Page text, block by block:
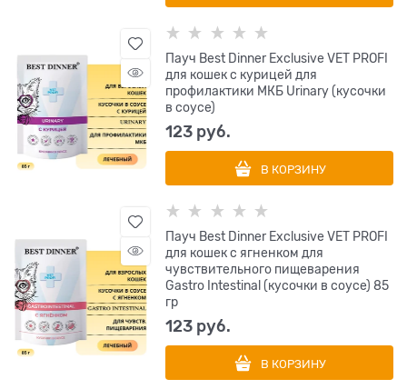
Пауч Best Dinner Exclusive VET PROFI
для кошек с курицей для
профилактики МКБ Urinary (кусочки
в соусе)
123 руб.
В КОРЗИНУ
Пауч Best Dinner Exclusive VET PROFI
для кошек с ягненком для
чувствительного пищеварения
Gastro Intestinal (кусочки в соусе) 85
гр
123 руб.
В КОРЗИНУ